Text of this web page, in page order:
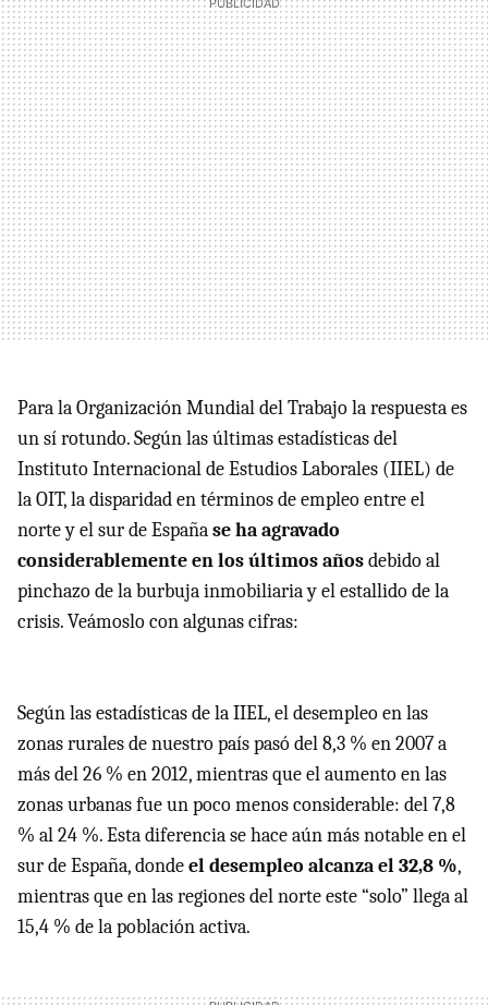
Para la Organización Mundial del Trabajo la respuesta es
un sí rotundo. Según las últimas estadísticas del
Instituto Internacional de Estudios Laborales (IIEL) de
laOIT, la disparidad en términos de empleo entre el
norte y el sur de Españase ha agravado
considerablemente en los últimos añosdebido al
pinchazo de la burbuja inmobiliaria y el estallido de la
crisis. Veámoslo con algunas cifras:
Según las estadísticas de laIIEL, el desempleo en las
zonas rurales de nuestro país pasó del 8,3 % en 2007 a
más del 26 % en 2012, mientras que el aumento en las
zonas urbanas fue un poco menos considerable: del 7,8
% al 24 %. Esta diferencia se hace aún más notable en el
sur de España, dondeel desempleo alcanza el 32,8 %,
mientras que en las regiones del norte este “solo” llega al
15,4 % de la población activa.